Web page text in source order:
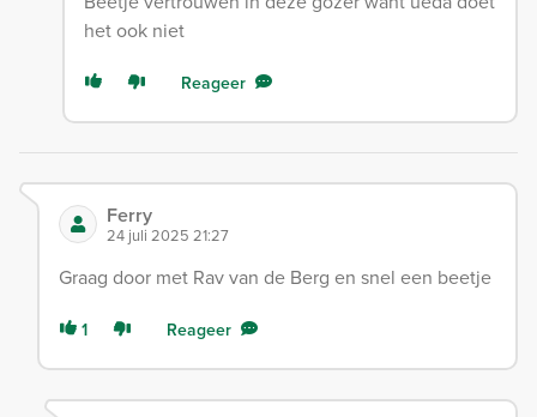
het ook niet
Reageer
Ferry
24 juli 2025 21:27
Graag door met Rav van de Berg en snel een beetje
1 Reageer